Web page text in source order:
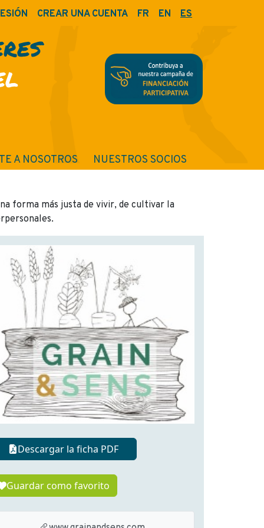
CREAR UNA CUENTA FR EN ES
A NOSOTROS NUESTROS SOCIOS
forma más justa de vivir, de cultivar la
Descargar la ficha PDF
Guardar como favorito